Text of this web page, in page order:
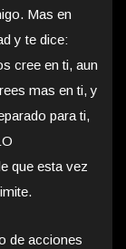
Mas en
y te dice:
cree en ti, aun
mas en ti, y
para ti,
que esta vez
de acciones